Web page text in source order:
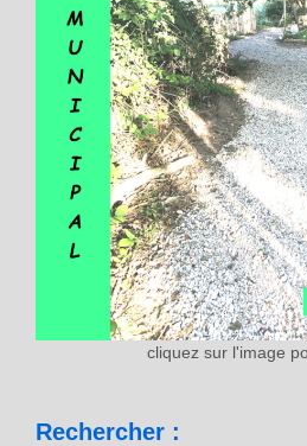
cliquez sur l'image
Rechercher :